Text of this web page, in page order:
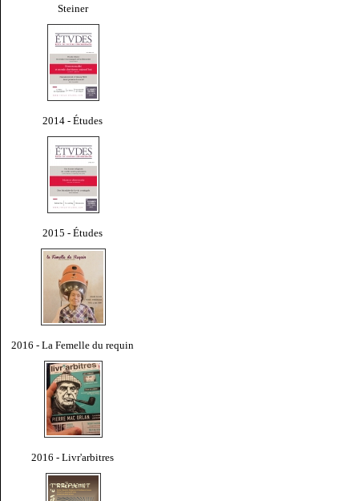
Steiner
2014 - Études
2015 - Études
2016 - La Femelle du requin
2016 - Livr'arbitres